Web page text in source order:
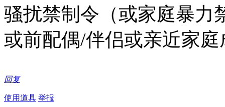
骚扰禁制令（或家庭暴力
或前配偶/伴侣或亲近家
回复
使用道具 举报